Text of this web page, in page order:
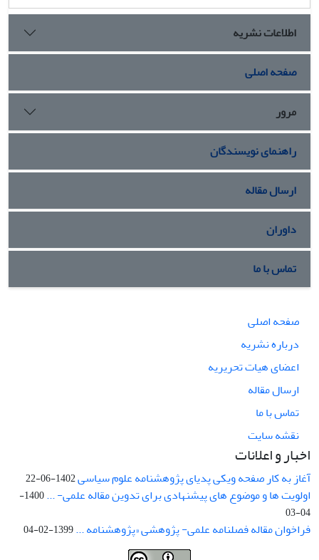
اطلاعات نشریه
صفحه اصلی
مرور
راهنمای نویسندگان
ارسال مقاله
داوران
تماس با ما
صفحه اصلی
درباره نشریه
اعضای هیات تحریریه
ارسال مقاله
تماس با ما
نقشه سایت
اخبار و اعلانات
آغاز به کار صفحه ویکی پدیای پژوهشنامه علوم سیاسی1402-06-22
اولویت ها و موضوع های پیشنهادی برای تدوین مقاله علمی- ...
1400-
04-03
فراخوان مقاله فصلنامه علمی- پژوهشی «پژوهشنامه ...1399-02-04